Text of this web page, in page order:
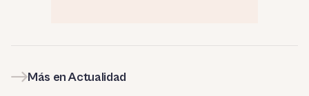
Más en Actualidad